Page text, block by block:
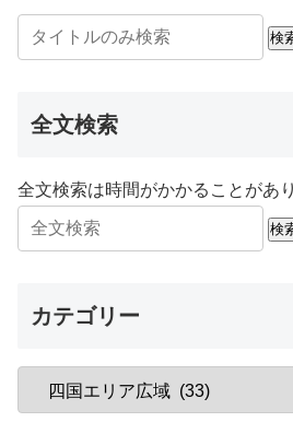
検
全文検索
全文検索は時間がかかることがあ
検
カテゴリー